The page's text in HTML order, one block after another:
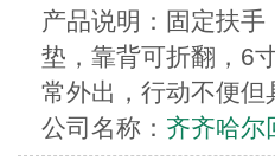
产品说明：固定扶
垫，靠背可折翻，6
常外出，行动不便但
公司名称： 齐齐哈尔